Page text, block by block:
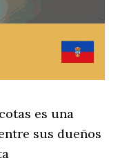
es una
sus dueños